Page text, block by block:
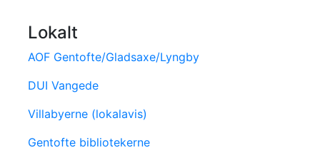
Lokalt
AOF Gentofte/Gladsaxe/Lyngby
DUI Vangede
Villabyerne (lokalavis)
Gentofte bibliotekerne